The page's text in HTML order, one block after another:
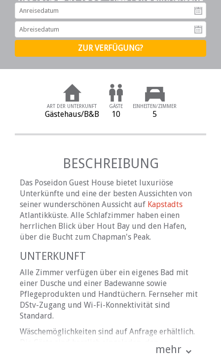
ART DER UNTERKUNFT
Gästehaus/B&B
GÄSTE
10
EINHEITEN/ZIMMER
5
BESCHREIBUNG
Das Poseidon Guest House bietet luxuriöse
Unterkünfte und eine der besten Aussichten von
seiner wunderschönen Aussicht auf Kapstadts
Atlantikküste. Alle Schlafzimmer haben einen
herrlichen Blick über Hout Bay und den Hafen,
über die Bucht zum Chapman's Peak.
UNTERKUNFT
Alle Zimmer verfügen über ein eigenes Bad mit
einer Dusche und einer Badewanne sowie
Pflegeprodukten und Handtüchern. Fernseher mit
DStv-Zugang und Wi-Fi-Konnektivität sind
Standard.
Wäschemöglichkeiten sind auf Anfrage erhältlich.
Gemeinschaftspool und Parkplätze stehen unseren
mehr